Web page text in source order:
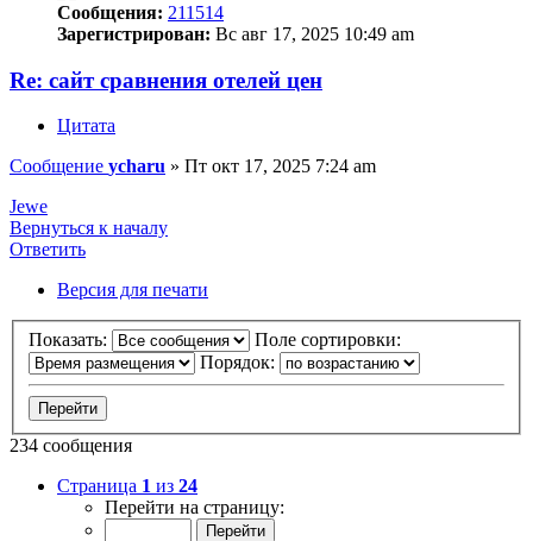
Сообщения: 211514
Зарегистрирован: Вс авг 17, 2025 10:49 am
Re: сайт сравнения отелей цен
Цитата
Сообщение ycharu » Пт окт 17, 2025 7:24 am
Jewe
Вернуться к началу
Ответить
Версия для печати
Показать:
Поле сортировки:
Порядок:
234 сообщения
Страница 1 из 24
Перейти на страницу: